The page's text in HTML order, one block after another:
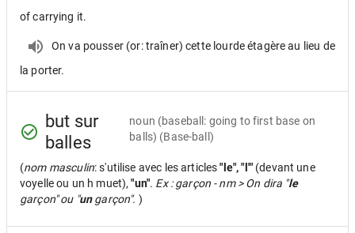
of carrying it.
On va pousser (or: traîner) cette lourde étagère au lieu de
la porter.
but sur
balles
noun (baseball: going to first base on
balls) (Base-ball)
(nom masculin: s'utilise avec les articles"le", "l'" (devant une
voyelle ou un h muet),"un". Ex : garçon - nm > On dira "le
garçon" ou "ungarçon". )